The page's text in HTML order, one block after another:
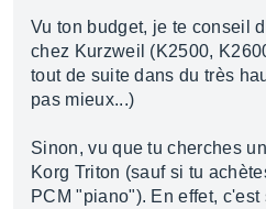
Vu ton budget, je te conseil
chez Kurzweil (K2500,
tout de suite dans du très
pas mieux...)
Sinon, vu que tu cherches
Korg Triton (sauf si tu
PCM "piano"). En effet,